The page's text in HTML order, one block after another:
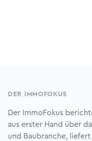
DER IMMOFOKUS
Der ImmoFokus
aus erster Hand über
und Baubranche,